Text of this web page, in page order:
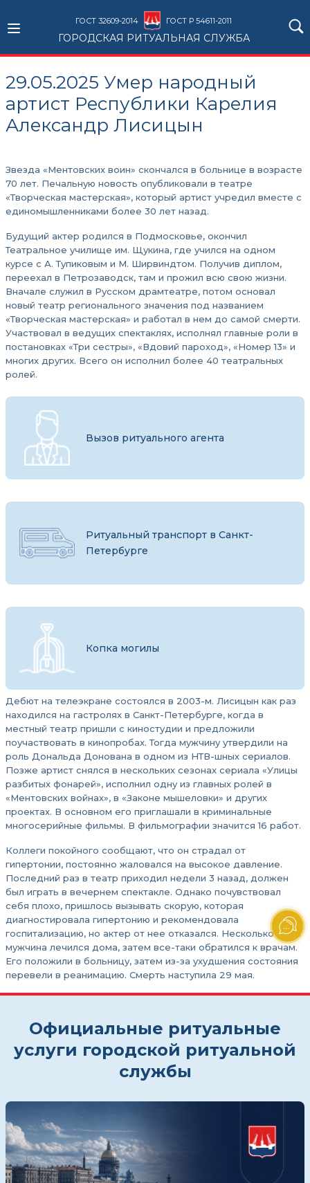
ГОСТ 32609-2014 ГОСТ Р 54611-2011
ГОРОДСКАЯ РИТУАЛЬНАЯ СЛУЖБА
29.05.2025 Умер народный
артист Республики Карелия
Александр Лисицын
Звезда «Ментовских воин» скончался в больнице в возрасте
70 лет. Печальную новость опубликовали в театре
«Творческая мастерская», который артист учредил вместе с
единомышленниками более 30 лет назад.
Будущий актер родился в Подмосковье, окончил
Театральное училище им. Щукина, где учился на одном
курсе с А. Тупиковым и М. Ширвиндтом. Получив диплом,
переехал в Петрозаводск, там и прожил всю свою жизни.
Вначале служил в Русском драмтеатре, потом основал
новый театр регионального значения под названием
«Творческая мастерская» и работал в нем до самой смерти.
Участвовал в ведущих спектаклях, исполнял главные роли в
постановках «Три сестры», «Вдовий пароход», «Номер 13» и
многих других. Всего он исполнил более 40 театральных
ролей.
Вызов ритуального агента
Ритуальный транспорт в Санкт-
Петербурге
Копка могилы
Дебют на телеэкране состоялся в 2003-м. Лисицын как раз
находился на гастролях в Санкт-Петербурге, когда в
местный театр пришли с киностудии и предложили
поучаствовать в кинопробах. Тогда мужчину утвердили на
роль Дональда Донована в одном из НТВ-шных сериалов.
Позже артист снялся в нескольких сезонах сериала «Улицы
разбитых фонарей», исполнил одну из главных ролей в
«Ментовских войнах», в «Законе мышеловки» и других
проектах. В основном его приглашали в криминальные
многосерийные фильмы. В фильмографии значится 16 работ.
Коллеги покойного сообщают, что он страдал от
гипертонии, постоянно жаловался на высокое давление.
Последний раз в театр приходил недели 3 назад, должен
был играть в вечернем спектакле. Однако почувствовал
себя плохо, пришлось вызывать скорую, которая
диагностировала гипертонию и рекомендовала
госпитализацию, но актер от нее отказался. Несколько дней
мужчина лечился дома, затем все-таки обратился к врачам.
Его положили в больницу, затем из-за ухудшения состояния
перевели в реанимацию. Смерть наступила 29 мая.
Официальные ритуальные
услуги городской ритуальной
службы